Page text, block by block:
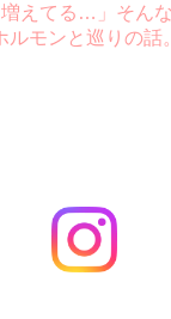
増えてる…」そん
モンと巡りの話。